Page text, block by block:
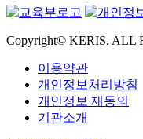
Copyright© KERIS. ALL
이용약관
개인정보처리방침
개인정보 재동의
기관소개